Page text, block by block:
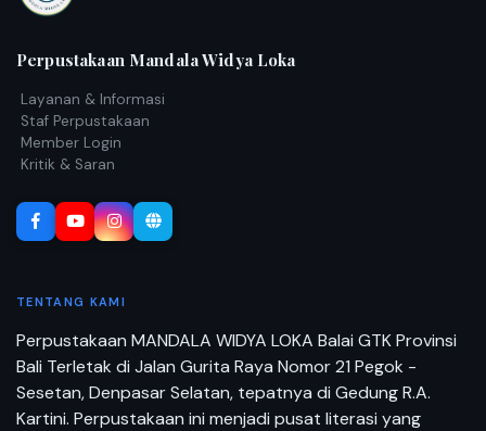
Perpustakaan Mandala Widya Loka
Layanan & Informasi
Staf Perpustakaan
Member Login
Kritik & Saran
TENTANG KAMI
Perpustakaan MANDALA WIDYA LOKA Balai GTK Provinsi
Bali Terletak di Jalan Gurita Raya Nomor 21 Pegok -
Sesetan, Denpasar Selatan, tepatnya di Gedung R.A.
Kartini. Perpustakaan ini menjadi pusat literasi yang